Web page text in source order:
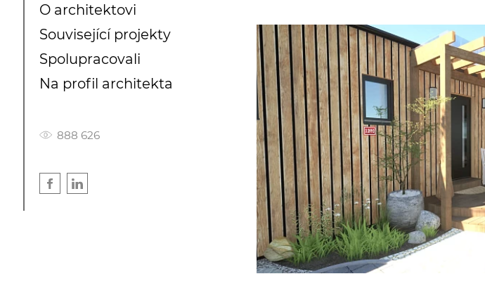
O architektovi
Související projekty
Spolupracovali
Na profil architekta
888 626